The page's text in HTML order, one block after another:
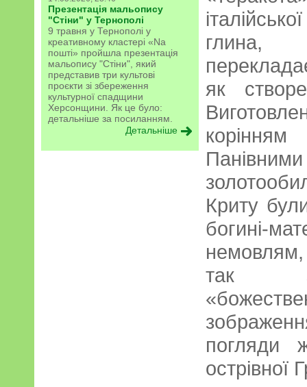
Презентація мальопису
"Стіни" у Тернополі
9 травня у Тернополі у
креативному кластері «Na
пошті» пройшла презентація
мальопису "Стіни", який
представив три культові
проєкти зі збереження
культурної спадщини
Херсонщини. Як це було:
детальніше за посиланням.
Детальніше
глина,
як
Криту
богині-
так
погляди
острівної